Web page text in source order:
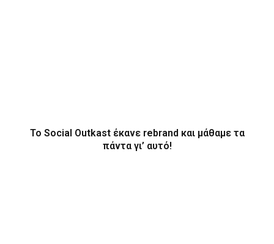
Το Social Outkast έκανε rebrand και μάθαμε τα
πάντα γι’ αυτό!